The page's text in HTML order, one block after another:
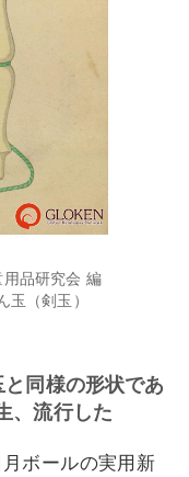
用品研究会 編
（剣玉）
と同様の形状であ
、流行した
ボールの実用新